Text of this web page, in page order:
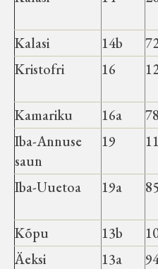
Kalasi
14b
Kristofri
16
Kamariku
16a
Iba-Annuse
saun
19
Iba-Uuetoa
19a
Kõpu
13b
Äeksi
13a